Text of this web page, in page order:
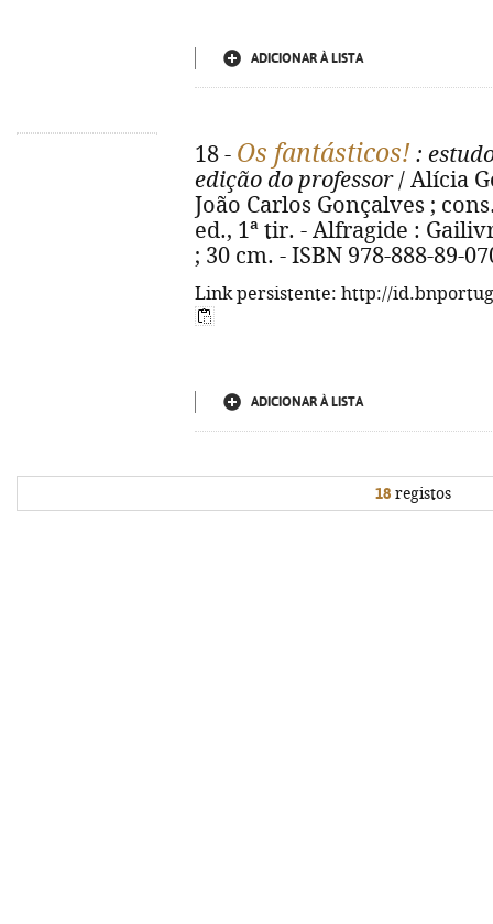
ADICIONAR À LISTA
18 - Os fantásticos! :
edição do professor/ Alícia
João Carlos Gonçalves ;
ed., 1ª tir. - Alfragide :
; 30 cm. - ISBN 978-888-89-
Link persistente: http://
ADICIONAR À LISTA
18registos